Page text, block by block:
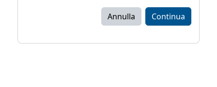
Annulla Continua